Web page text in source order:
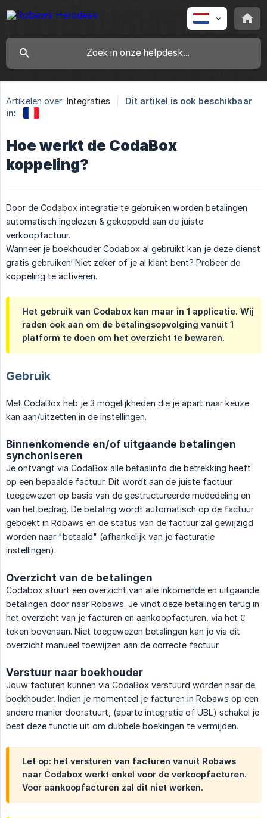
Artikelen over: Integraties
Dit artikel is ook beschikbaar
in:
Hoe werkt de CodaBox
koppeling?
Door de Codabox integratie te gebruiken worden betalingen
automatisch ingelezen & gekoppeld aan de juiste
verkoopfactuur.
Wanneer je boekhouder Codabox al gebruikt kan je deze dienst
gratis gebruiken! Niet zeker of je al klant bent? Probeer de
koppeling te activeren.
Het gebruik van Codabox kan maar in 1 applicatie. Wij
raden ook aan om de betalingsopvolging vanuit 1
platform te doen om het overzicht te bewaren.
Gebruik
Met CodaBox heb je 3 mogelijkheden die je apart naar keuze
kan aan/uitzetten in de instellingen.
Binnenkomende en/of uitgaande betalingen
synchoniseren
Je ontvangt via CodaBox alle betaalinfo die betrekking heeft
op een bepaalde factuur. Dit wordt aan de juiste factuur
toegewezen op basis van de gestructureerde mededeling en
van het bedrag. De betaling wordt automatisch op de factuur
geboekt in Robaws en de status van de factuur zal gewijzigd
worden naar "betaald" (afhankelijk van je facturatie
instellingen).
Overzicht van de betalingen
Codabox stuurt een overzicht van alle inkomende en uitgaande
betalingen door naar Robaws. Je vindt deze betalingen terug in
het overzicht van je facturen en aankoopfacturen, via het €
teken bovenaan. Niet toegewezen betalingen kan je via dit
overzicht manueel toewijzen aan de correcte factuur.
Verstuur naar boekhouder
Jouw facturen kunnen via CodaBox verstuurd worden naar de
boekhouder. Indien je momenteel je facturen in Robaws op een
andere manier doorstuurt, (aparte integratie of UBL) schakel je
best deze functie uit om dubbele boekingen te vermijden.
Let op: het versturen van facturen vanuit Robaws
naar Codabox werkt enkel voor de verkoopfacturen.
Voor aankoopfacturen zal dit niet werken.